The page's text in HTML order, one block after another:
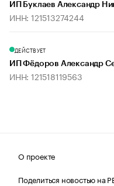
ИП Буклаев Александр
ИНН: 121513274244
ДЕЙСТВУЕТ
ИП Фёдоров Александр
ИНН: 121518119563
О проекте
Поделиться новостью на